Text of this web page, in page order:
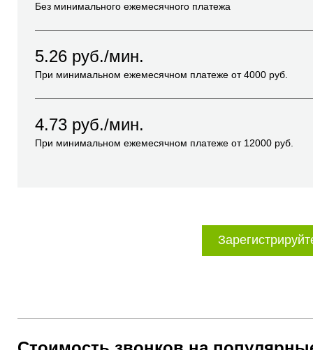
Без минимального ежемесячного платежа
5.26 руб./мин.
При минимальном ежемесячном платеже от4000 руб.
4.73 руб./мин.
При минимальном ежемесячном платеже от 12000 руб.